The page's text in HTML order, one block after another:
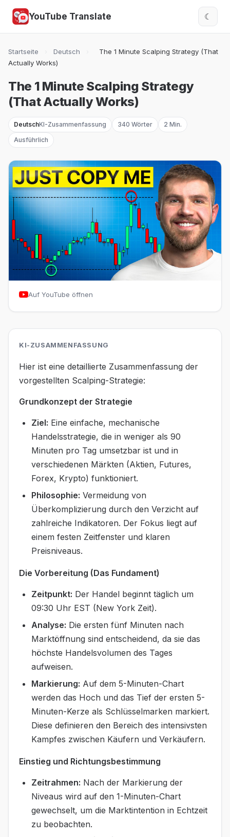
YouTube Translate ☾
Startseite Deutsch
The 1 Minute Scalping Strategy (That
Actually Works)
The 1 Minute Scalping Strategy
(That Actually Works)
DeutschKI-Zusammenfassung 340 Wörter
2 Min.
Ausführlich
Auf YouTube öffnen
KI-ZUSAMMENFASSUNG
Hier ist eine detaillierte Zusammenfassung der
vorgestellten Scalping-Strategie:
Grundkonzept der Strategie
Ziel: Eine einfache, mechanische
Handelsstrategie, die in weniger als 90
Minuten pro Tag umsetzbar ist und in
verschiedenen Märkten (Aktien, Futures,
Forex, Krypto) funktioniert.
Philosophie: Vermeidung von
Überkomplizierung durch den Verzicht auf
zahlreiche Indikatoren. Der Fokus liegt auf
einem festen Zeitfenster und klaren
Preisniveaus.
Die Vorbereitung (Das Fundament)
Zeitpunkt: Der Handel beginnt täglich um
09:30 Uhr EST (New York Zeit).
Analyse: Die ersten fünf Minuten nach
Marktöffnung sind entscheidend, da sie das
höchste Handelsvolumen des Tages
aufweisen.
Markierung: Auf dem 5-Minuten-Chart
werden das Hoch und das Tief der ersten 5-
Minuten-Kerze als Schlüsselmarken markiert.
Diese definieren den Bereich des intensivsten
Kampfes zwischen Käufern und Verkäufern.
Einstieg und Richtungsbestimmung
Zeitrahmen: Nach der Markierung der
Niveaus wird auf den 1-Minuten-Chart
gewechselt, um die Marktintention in Echtzeit
zu beobachten.